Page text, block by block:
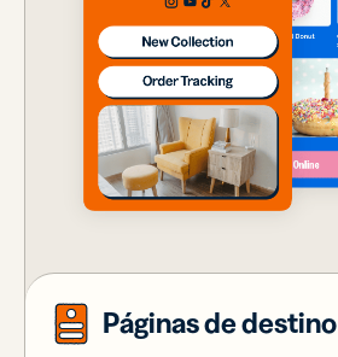
Páginas de destino